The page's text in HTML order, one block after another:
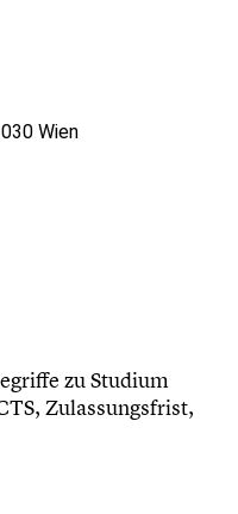
Wien
zu Studium
Zulassungsfrist,